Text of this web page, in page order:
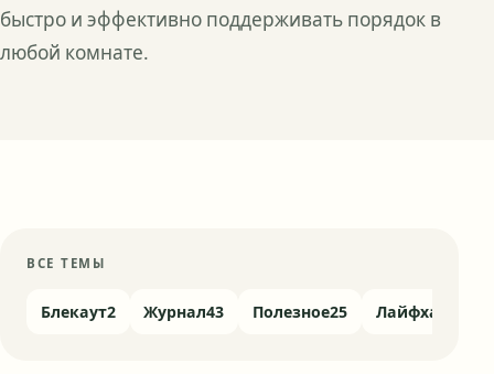
быстро и эффективно поддерживать порядок в
любой комнате.
ВСЕ ТЕМЫ
Блекаут2 Журнал43 Полезное25 Лайфхаки